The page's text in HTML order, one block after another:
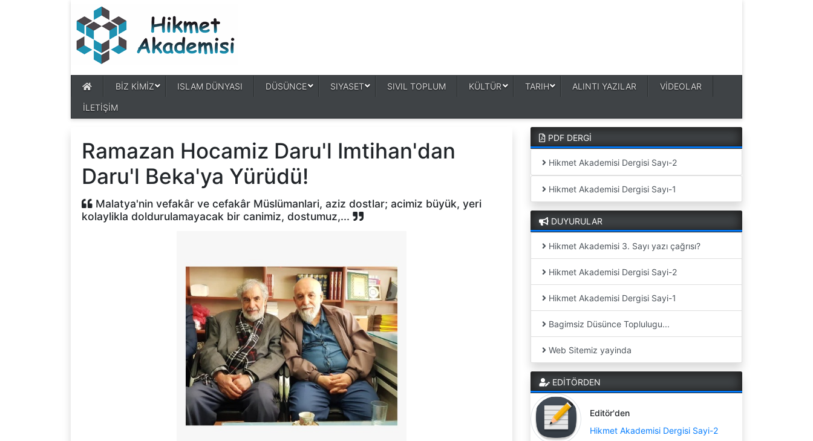
BİZ KİMİZ ISLAM DÜNYASI DÜSÜNCE SIYASET SIVIL TOPLUM KÜLTÜR TARIH ALINTI YAZILAR VİDEOLAR
İLETİŞİM
Ramazan Hocamiz Daru'l Imtihan'dan
Daru'l Beka'ya Yürüdü!
Malatya'nin vefakâr ve cefakâr Müslümanlari, aziz dostlar; acimiz büyük, yeri
kolaylikla doldurulamayacak bir canimiz, dostumuz,...
PDF DERGİ
Hikmet Akademisi Dergisi Sayı-2
Hikmet Akademisi Dergisi Sayı-1
DUYURULAR
Hikmet Akademisi 3. Sayı yazı çağrısı?
Hikmet Akademisi Dergisi Sayi-2
Hikmet Akademisi Dergisi Sayi-1
Bagimsiz Düsünce Toplulugu...
Web Sitemiz yayinda
EDİTÖRDEN
Editör'den
Hikmet Akademisi Dergisi Sayi-2